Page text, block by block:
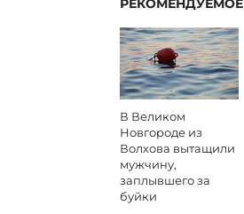
РЕКОМЕНДУЕМОЕ
В Великом
Новгороде из
Волхова вытащили
мужчину,
заплывшего за
буйки